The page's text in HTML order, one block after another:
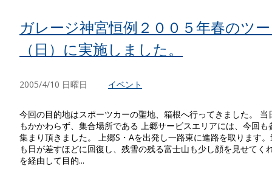
ガレージ神宮恒例２００５年春のツ
（日）に実施しました。
2005/4/10 日曜日 イベント
今回の目的地はスポーツカーの聖地、箱根へ行ってきました。
もかかわらず、集合場所である 上郷サービスエリアには、今回
集まり頂きました。 上郷S・Aを出発し一路東に進路を取ります
も日が差すほどに回復し、残雪の残る富士山も少し顔を見せてく
を経由して目的...